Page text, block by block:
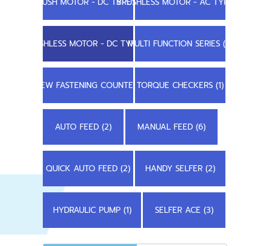
BRUSHLESS MOTOR - DC TYPE (2)MULTI FUNCTION SERIES (3)
SCREW FASTENING COUNTER (2)TORQUE CHECKERS (1)
AUTO FEED (2) MANUAL FEED (6)
QUICK AUTO FEED (2) HANDY SELFER (2)
HYDRAULIC PUMP (1) SELFER ACE (3)